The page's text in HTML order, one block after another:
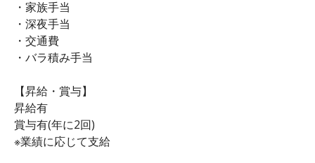
・家族手当
・深夜手当
・交通費
・バラ積み手当
【昇給・賞与】
昇給有
賞与有(年に2回)
※業績に応じて支給